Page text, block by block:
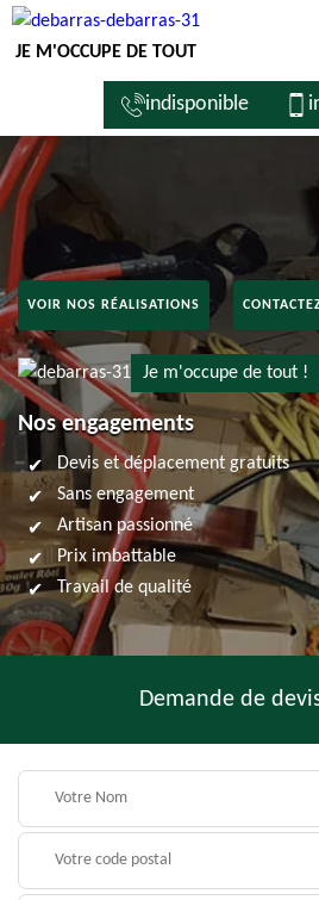
JE M'OCCUPE DE TOUT
indisponible
VOIR NOS RÉALISATIONS
Je m'occupe de tout !
Nos engagements
Devis et déplacement gratuits
Sans engagement
Artisan passionné
Prix imbattable
Travail de qualité
Demande de